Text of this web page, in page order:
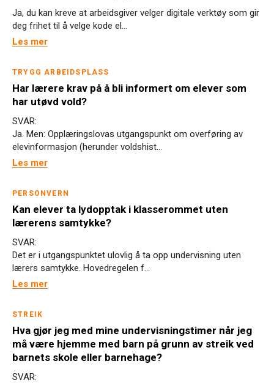
Ja, du kan kreve at arbeidsgiver velger digitale verktøy som gir
deg frihet til å velge kode el...
Les mer
TRYGG ARBEIDSPLASS
Har lærere krav på å bli informert om elever som
har utøvd vold?
SVAR:
Ja. Men: Opplæringslovas utgangspunkt om overføring av
elevinformasjon (herunder voldshist...
Les mer
PERSONVERN
Kan elever ta lydopptak i klasserommet uten
lærerens samtykke?
SVAR:
Det er i utgangspunktet ulovlig å ta opp undervisning uten
lærers samtykke. Hovedregelen f...
Les mer
STREIK
Hva gjør jeg med mine undervisningstimer når jeg
må være hjemme med barn på grunn av streik ved
barnets skole eller barnehage?
SVAR: